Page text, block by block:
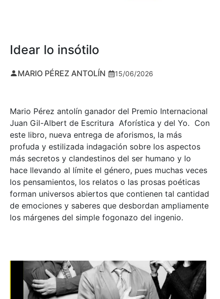
Idear lo insótilo
MARIO PÉREZ ANTOLÍN 15/06/2026
Mario Pérez antolín ganador del Premio Internacional
Juan Gil-Albert de Escritura Aforística y del Yo. Con
este libro, nueva entrega de aforismos, la más
profuda y estilizada indagación sobre los aspectos
más secretos y clandestinos del ser humano y lo
hace llevando al límite el género, pues muchas veces
los pensamientos, los relatos o las prosas poéticas
forman universos abiertos que contienen tal cantidad
de emociones y saberes que desbordan ampliamente
los márgenes del simple fogonazo del ingenio.